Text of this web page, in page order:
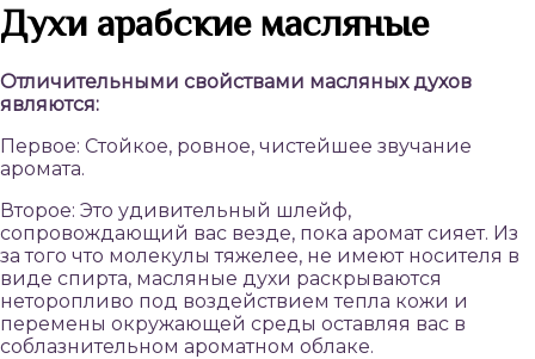
Духи арабские масляные
Отличительными свойствами масляных духов
являются:
Первое: Стойкое, ровное, чистейшее звучание
аромата.
Второе: Это удивительный шлейф,
сопровождающий вас везде, пока аромат сияет. Из
за того что молекулы тяжелее, не имеют носителя в
виде спирта, масляные духи раскрываются
неторопливо под воздействием тепла кожи и
перемены окружающей среды оставляя вас в
соблазнительном ароматном облаке.